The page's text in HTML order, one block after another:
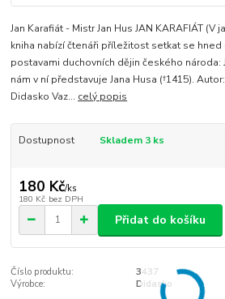
Jan Karafiát - Mistr Jan Hus JAN KARAFIÁT
kniha nabízí čtenáři příležitost setkat se
postavami duchovních dějin českého národa:
nám v ní představuje Jana Husa (†1415).
Didasko Vaz... celý popis
Dostupnost Skladem 3 ks
180 Kč/ks
180 Kč bez DPH
Přidat do košíku
Číslo produktu:
3437
Výrobce:
Didasko